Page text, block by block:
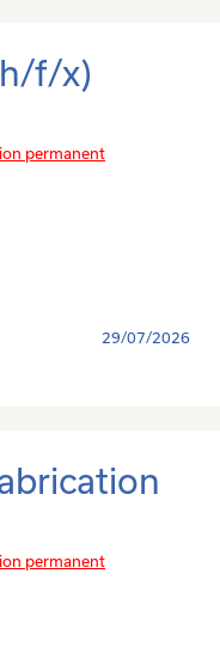
f/x)
permanent
29/07/2026
permanent